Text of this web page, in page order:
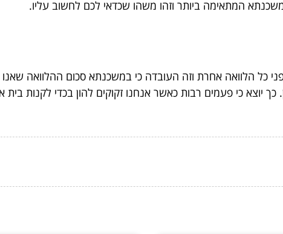
המתאימה ביותר וזהו משהו שכדאי לכם לחשוב עליו.
כל הלוואה אחרת וזה העובדה כי במשכנתא סכום ההלוואה שאנו
יוצא כי פעמים רבות כאשר אנחנו זקוקים להון בכדי לקנות בית